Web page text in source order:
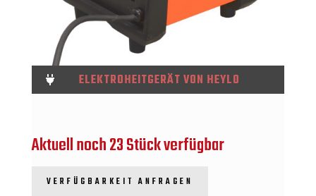
 ELEKTROHEITGERÄT VON HEYLO
Aktuell noch 23 Stück verfügbar
VERFÜGBARKEIT ANFRAGEN